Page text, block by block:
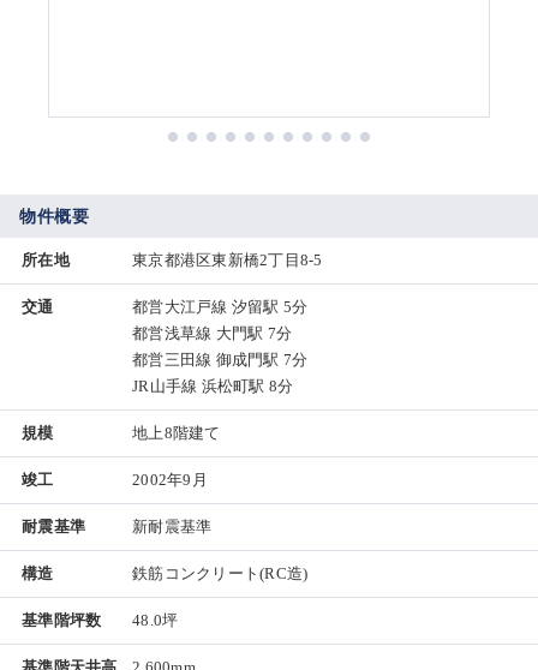
物件概要
所在地 東京都港区東新橋2丁目8-5
交通
都営大江戸線 汐留駅 5分
都営浅草線 大門駅 7分
都営三田線 御成門駅 7分
JR山手線 浜松町駅 8分
規模 地上8階建て
竣工 2002年9月
耐震基準 新耐震基準
構造 鉄筋コンクリート(RC造)
基準階坪数 48.0坪